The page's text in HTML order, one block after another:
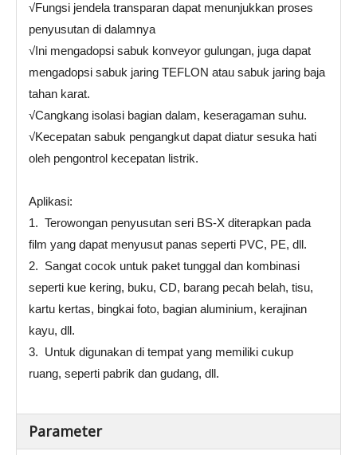
√Fungsi jendela transparan dapat menunjukkan proses
penyusutan di dalamnya
√Ini mengadopsi sabuk konveyor gulungan, juga dapat
mengadopsi sabuk jaring TEFLON atau sabuk jaring baja
tahan karat.
√Cangkang isolasi bagian dalam, keseragaman suhu.
√Kecepatan sabuk pengangkut dapat diatur sesuka hati
oleh pengontrol kecepatan listrik.
Aplikasi:
1. Terowongan penyusutan seri BS-X diterapkan pada
film yang dapat menyusut panas seperti PVC, PE, dll.
2. Sangat cocok untuk paket tunggal dan kombinasi
seperti kue kering, buku, CD, barang pecah belah, tisu,
kartu kertas, bingkai foto, bagian aluminium, kerajinan
kayu, dll.
3. Untuk digunakan di tempat yang memiliki cukup
ruang, seperti pabrik dan gudang, dll.
Parameter